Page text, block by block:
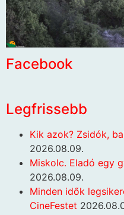
Facebook
Legfrissebb
Kik azok? Zsidók,
2026.08.09.
Miskolc. Eladó egy
2026.08.09.
Minden idők
CineFestet